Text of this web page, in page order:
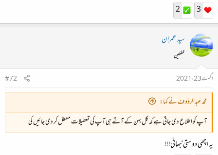
3
2
سید عمران
محفلین
اگست 23، 2021
#72
محمد عبدالرؤوف نے کہا:
آپ کو اطلاع دی جاتی ہے کہ گل بہن کے آتے ہی آپ کی تعطیلات معطل کر دی جائیں گی
یہ اچھی دوستی نبھائی!!!